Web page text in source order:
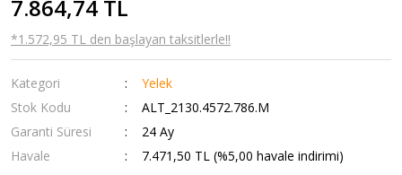
7.864,74 TL
*1.572,95 TL den başlayan taksitlerle!!
Kategori
Yelek
Stok Kodu
ALT_2130.4572.786.M
Garanti Süresi
24 Ay
Havale
7.471,50 TL (%5,00 havale indirimi)